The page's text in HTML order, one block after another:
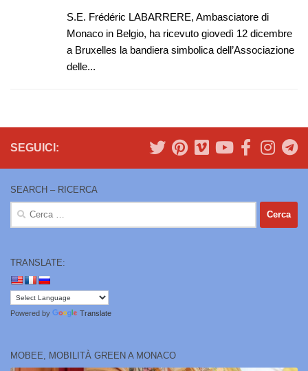
S.E. Frédéric LABARRERE, Ambasciatore di
Monaco in Belgio, ha ricevuto giovedì 12 dicembre
a Bruxelles la bandiera simbolica dell’Associazione
delle...
SEGUICI:
SEARCH – RICERCA
Ricerca
TRANSLATE:
Powered by Translate
MOBEE, MOBILITÀ GREEN A MONACO